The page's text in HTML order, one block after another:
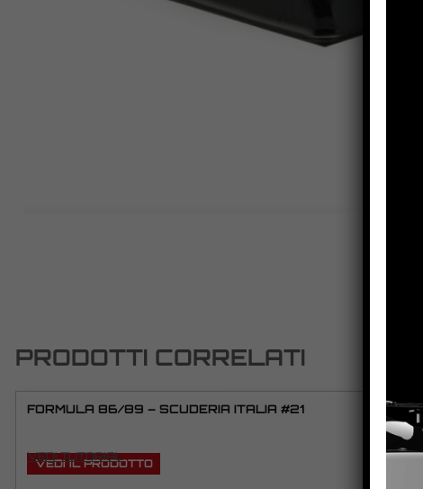
PRODOTTI CORRELATI
FORMULA 86/89 – SCUDERIA ITALIA #21
VEDI TUTORIAL
VEDI IL PRODOTTO